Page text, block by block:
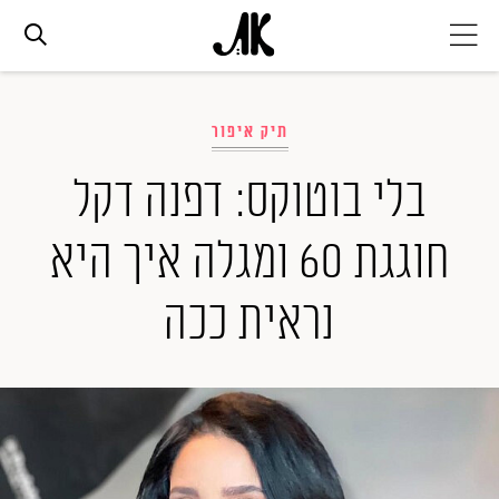
אופנה
ביוטי
סלבס
ערוצים נוספים
המגזין
תיק איפור
בלי בוטוקס: דפנה דקל
חוגגת 60 ומגלה איך היא
נראית ככה